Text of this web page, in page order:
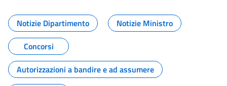
Tutti i contenuti della pagina
Notizie Dipartimento
Notizie Ministro
Concorsi
Autorizzazioni a bandire e ad assumere